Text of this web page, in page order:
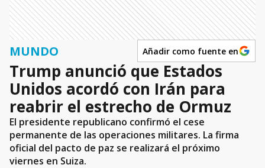
MUNDO Añadir como fuente en
Trump anunció que Estados
Unidos acordó con Irán para
reabrir el estrecho de Ormuz
El presidente republicano confirmó el cese
permanente de las operaciones militares. La firma
oficial del pacto de paz se realizará el próximo
viernes en Suiza.